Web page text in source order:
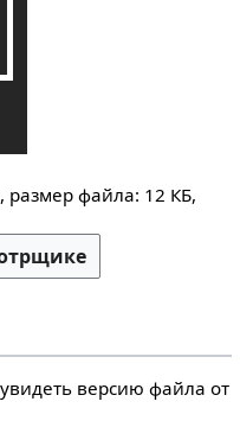
размер файла: 12 КБ,
версию файла от